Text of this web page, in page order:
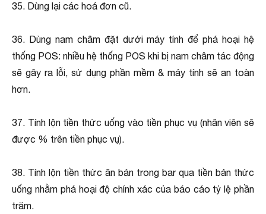
35. Dùng lại các hoá đơn cũ.
36. Dùng nam châm đặt dưới máy tính để phá hoại hệ
thống POS: nhiều hệ thống POS khi bị nam châm tác động
sẽ gây ra lỗi, sử dụng phần mềm & máy tính sẽ an toàn
hơn.
37. Tính lộn tiền thức uống vào tiền phục vụ (nhân viên sẽ
được % trên tiền phục vụ).
38. Tính lộn tiền thức ăn bán trong bar qua tiền bán thức
uống nhằm phá hoại độ chính xác của báo cáo tỷ lệ phần
trăm.